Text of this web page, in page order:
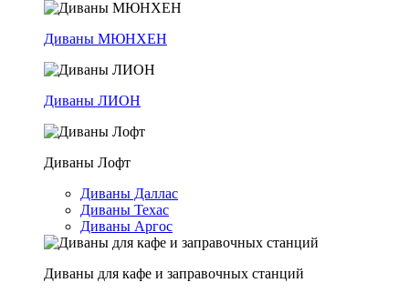
Диваны МЮНХЕН
Диваны ЛИОН
Диваны Лофт
Диваны Даллас
Диваны Техас
Диваны Аргос
Диваны для кафе и заправочных станций